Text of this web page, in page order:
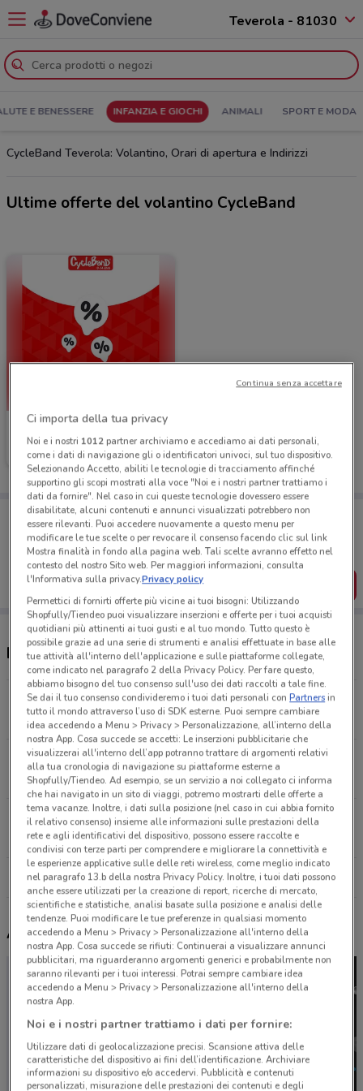
Teverola - 81030
E BENESSERE INFANZIA E GIOCHI ANIMALI SPORT E MODA
CycleBand Teverola: Volantino, Orari di apertura e Indirizzi
Ultime offerte del volantino CycleBand
CycleBand
Scade il 19/05 13.1 km
Porta DoveConviene sempre con te!
Puoi trovare le migliori offerte dei negozi vicino a te,
salvarle e creare la tua lista del risparmio, comodamente
dal tuo cellulare.
SCARICA L’APP
Negozi CycleBand a Teverola
Via Taverna Rossa 57 Casavatore
13 km
Via S. Francesco d’Assisi 16 Maddaloni
15.2 km
VIA DELL'EPOMEO 9 Napoli
17 km
Tutti i negozi CycleBand
Altri volantini nelle vicinanze
Ci importa della tua privacy
Noi e i nostri 1012partner archiviamo e accediamo ai dati personali,
come i dati di navigazione gli o identificatori univoci, sul tuo dispositivo.
Selezionando Accetto, abiliti le tecnologie di tracciamento affinché
supportino gli scopi mostrati alla voce "Noi e i nostri partner trattiamo i
dati da fornire". Nel caso in cui queste tecnologie dovessero essere
disabilitate, alcuni contenuti e annunci visualizzati potrebbero non
essere rilevanti. Puoi accedere nuovamente a questo menu per
modificare le tue scelte o per revocare il consenso facendo clic sul link
Mostra finalità in fondo alla pagina web. Tali scelte avranno effetto nel
contesto del nostro Sito web. Per maggiori informazioni, consulta
l'Informativa sulla privacy.Privacy policy
Permettici di fornirti offerte più vicine ai tuoi bisogni: Utilizzando
Shopfully/Tiendeo puoi visualizzare inserzioni e offerte per i tuoi acquisti
quotidiani più attinenti ai tuoi gusti e al tuo mondo. Tutto questo è
possibile grazie ad una serie di strumenti e analisi effettuate in base alle
tue attività all'interno dell'applicazione e sulle piattaforme collegate,
come indicato nel paragrafo 2 della Privacy Policy. Per fare questo,
abbiamo bisogno del tuo consenso sull'uso dei dati raccolti a tale fine.
Se dai il tuo consenso condivideremo i tuoi dati personali conPartnersin
tutto il mondo attraverso l’uso di SDK esterne. Puoi sempre cambiare
idea accedendo a Menu > Privacy > Personalizzazione, all’interno della
nostra App. Cosa succede se accetti: Le inserzioni pubblicitarie che
visualizzerai all'interno dell’app potranno trattare di argomenti relativi
alla tua cronologia di navigazione su piattaforme esterne a
Shopfully/Tiendeo. Ad esempio, se un servizio a noi collegato ci informa
che hai navigato in un sito di viaggi, potremo mostrarti delle offerte a
tema vacanze. Inoltre, i dati sulla posizione (nel caso in cui abbia fornito
il relativo consenso) insieme alle informazioni sulle prestazioni della
rete e agli identificativi del dispositivo, possono essere raccolte e
condivisi con terze parti per comprendere e migliorare la connettività e
le esperienze applicative sulle delle reti wireless, come meglio indicato
nel paragrafo 13.b della nostra Privacy Policy. Inoltre, i tuoi dati possono
anche essere utilizzati per la creazione di report, ricerche di mercato,
scientifiche e statistiche, analisi basate sulla posizione e analisi delle
tendenze. Puoi modificare le tue preferenze in qualsiasi momento
accedendo a Menu > Privacy > Personalizzazione all'interno della
nostra App. Cosa succede se rifiuti: Continuerai a visualizzare annunci
pubblicitari, ma riguarderanno argomenti generici e probabilmente non
saranno rilevanti per i tuoi interessi. Potrai sempre cambiare idea
accedendo a Menu > Privacy > Personalizzazione all'interno della
nostra App.
Noi e i nostri partner trattiamo i dati per fornire:
Utilizzare dati di geolocalizzazione precisi. Scansione attiva delle
caratteristiche del dispositivo ai fini dell’identificazione. Archiviare
informazioni su dispositivo e/o accedervi. Pubblicità e contenuti
personalizzati, misurazione delle prestazioni dei contenuti e degli
Continua senza accettare